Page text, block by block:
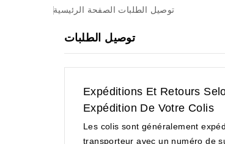
الصفحة الرئيسية توصيل الطلبات
توصيل الطلبات
Expéditions Et Retours
Expédition De Votre Colis
Les colis sont généralement
transporteur avec un numéro de